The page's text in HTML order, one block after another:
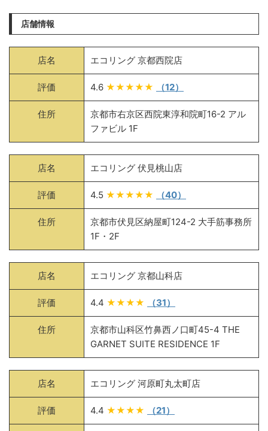
店舗情報
店名 エコリング 京都西院店
評価 4.6 ★★★★★ （12）
住所
京都市右京区西院東淳和院町16-2 アル
ファビル 1F
店名 エコリング 伏見桃山店
評価 4.5 ★★★★★ （40）
住所
京都市伏見区納屋町124-2 大手筋事務所
1F・2F
店名 エコリング 京都山科店
評価 4.4 ★★★★ （31）
住所
京都市山科区竹鼻西ノ口町45-4 THE
GARNET SUITE RESIDENCE 1F
店名 エコリング 河原町丸太町店
評価 4.4 ★★★★ （21）